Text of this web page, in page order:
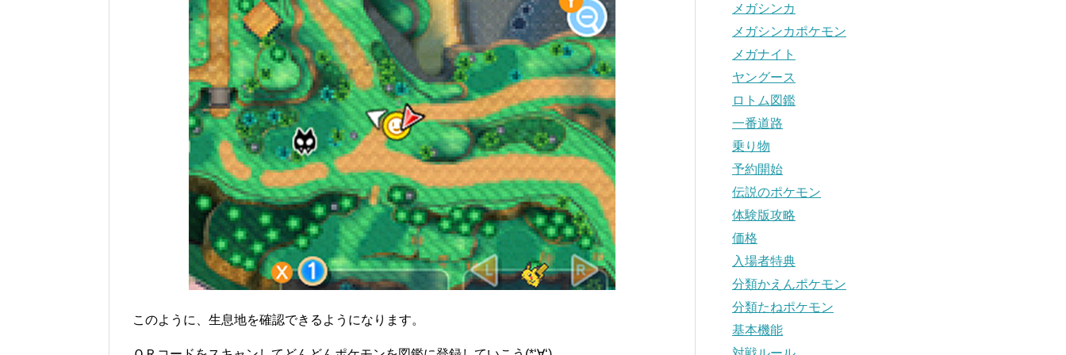
このように、生息地を確認できるようになります。
メガシンカ
メガシンカポケモン
メガナイト
ヤングース
ロトム図鑑
一番道路
乗り物
予約開始
伝説のポケモン
体験版攻略
価格
入場者特典
分類かえんポケモン
分類たねポケモン
基本機能